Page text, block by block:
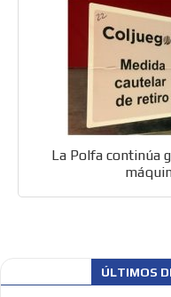
La Polfa continúa
ÚLTIMOS